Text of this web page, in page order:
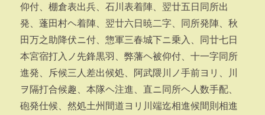
仰付、棚倉表出兵、石川表着陣、翌廿五日同所出
発、蓬田村ヘ着陣、翌廿六日暁二字、同所発陣、秋
田万之助降伏ニ付、惣軍三春城下ニ乗入、同廿七日
本宮宿打入ノ先鋒黒羽、弊藩ヘ被仰付、十一字同所
進発、斥候三人差出候処、阿武隈川ノ手前ヨリ、川
ヲ隔打合候趣、本隊ヘ注進、直ニ同所ヘ人数手配、
砲発仕候、然処土州間道ヨリ川端迄相進候間則相進